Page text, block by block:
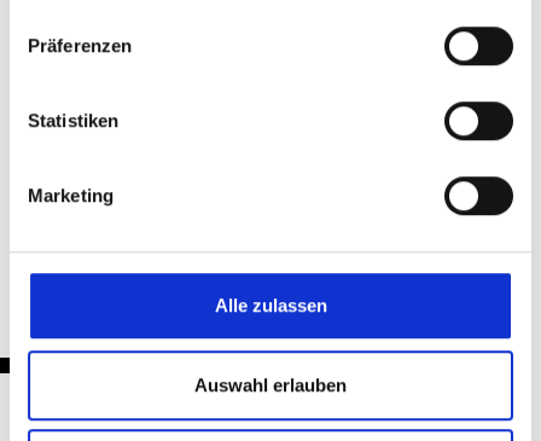
Präferenzen
Statistiken
Marketing
Alle zulassen
Auswahl erlauben
Teilen & Drucken